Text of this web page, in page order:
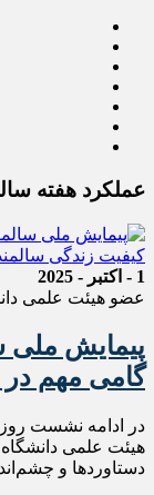
عملکرد هفته
1 - اکتبر - 2025
عضو هیئت علمی
پیمایش ملی
گامی مهم در
در ادامه نشست
هیئت علمی دانشگاه
دستاورد‌ها و